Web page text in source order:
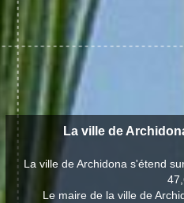
La ville de
La ville de Archidona s'étend
Le maire de la ville de